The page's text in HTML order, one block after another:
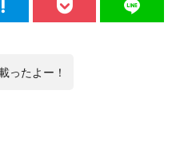
ったよー！